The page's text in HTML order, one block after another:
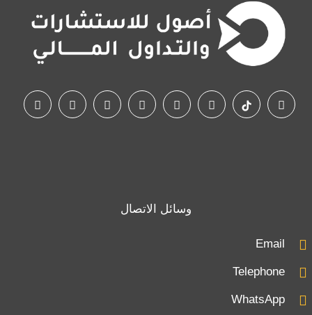
وسائل الاتصال
Email
Telephone
WhatsApp